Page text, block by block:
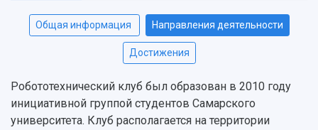
НАЗАД
Общая информация Направления деятельности
Достижения
Робототехнический клуб был образован в 2010 году
инициативной группой студентов Самарского
университета. Клуб располагается на территории